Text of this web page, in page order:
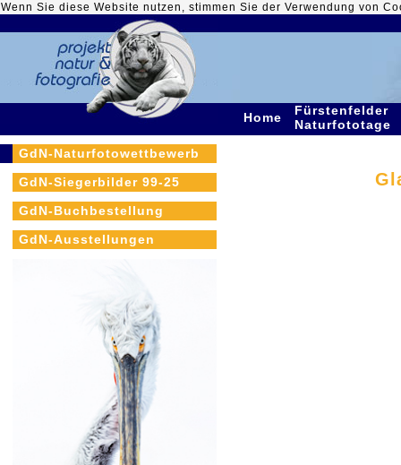
Wenn Sie diese Website nutzen, stimmen Sie der Verwendung von
Home
Fürstenfelder
Naturfototage
GdN-Naturfotowettbewerb
GdN-Siegerbilder 99-25
GdN-Buchbestellung
GdN-Ausstellungen